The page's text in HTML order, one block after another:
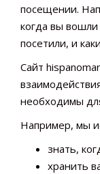
посещении.
когда вы
посетили, и
Сайт
необходимы
Например, мы
знать,
хранить